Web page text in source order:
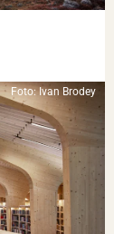
Foto: Ivan Brodey